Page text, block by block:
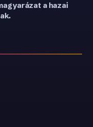
a hazai